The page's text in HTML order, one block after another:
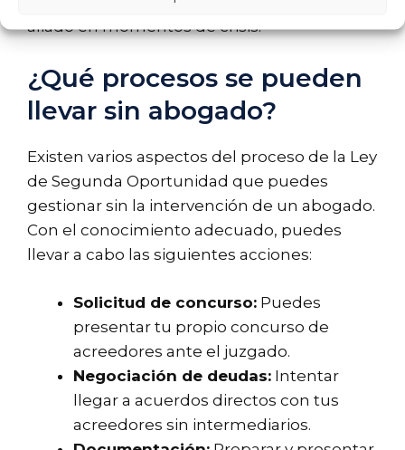
aliado en momentos de crisis.
¿Qué procesos se pueden
llevar sin abogado?
Existen varios aspectos del proceso de la Ley
de Segunda Oportunidad que puedes
gestionar sin la intervención de un abogado.
Con el conocimiento adecuado, puedes
llevar a cabo las siguientes acciones:
Solicitud de concurso: Puedes
presentar tu propio concurso de
acreedores ante el juzgado.
Negociación de deudas: Intentar
llegar a acuerdos directos con tus
acreedores sin intermediarios.